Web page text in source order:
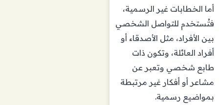
أما الخطابات غير الرسمية،
فتُستخدم للتواصل الشخصي
بين الأفراد، مثل الأصدقاء أو
أفراد العائلة، وتكون ذات
طابع شخصي وتعبر عن
مشاعر أو أفكار غير مرتبطة
بمواضيع رسمية.